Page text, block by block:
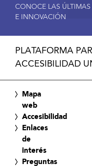
CONOCE LAS
E INNOVACIÓN
PLATAFORMA
ACCESIBILIDAD
Mapa
web
Accesibilidad
Enlaces
de
interés
Preguntas